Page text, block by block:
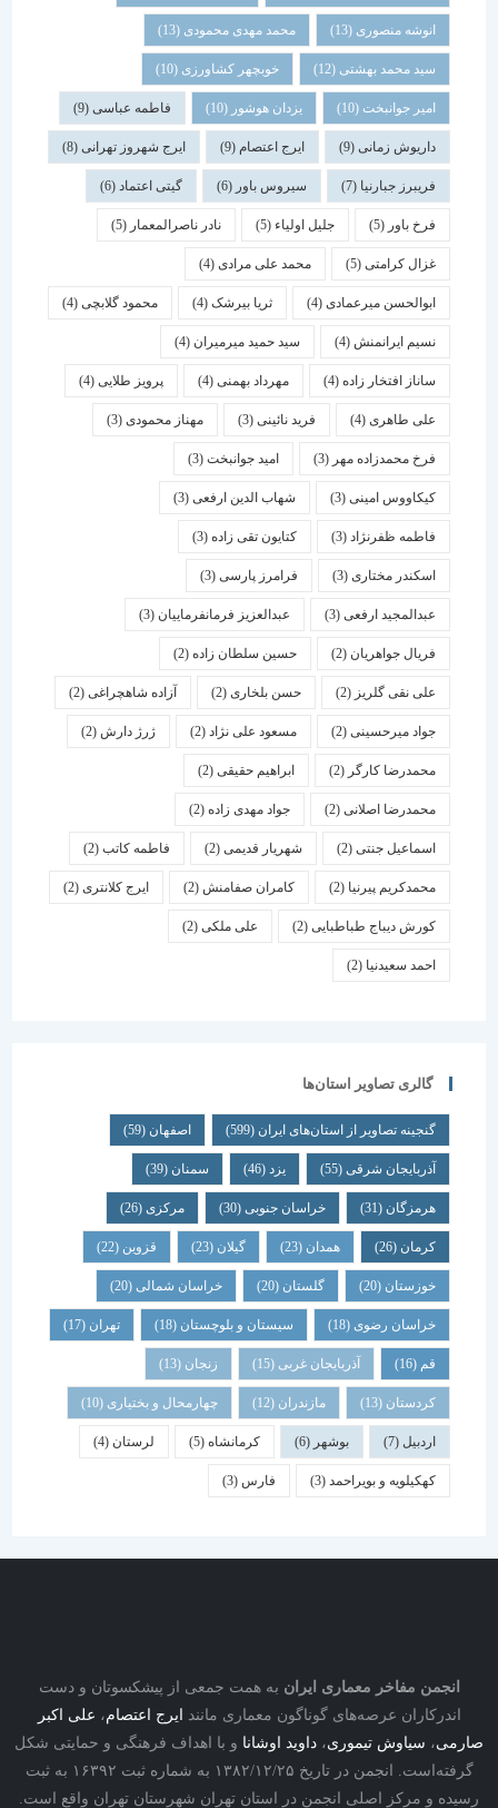
انوشه منصوری(13) محمد مهدی محمودی(13)
سید محمد بهشتی(12) خوبچهر کشاورزی(10)
امیر جوانبخت(10) یزدان هوشور(10) فاطمه عباسی(9)
داریوش زمانی(9) ایرج اعتصام(9) ایرج شهروز تهرانی(8)
فریبرز جبارنیا(7) سیروس باور(6) گیتی اعتماد(6)
فرخ باور(5) جلیل اولیاء(5) نادر ناصرالمعمار (5)
غزال کرامتی(5) محمد علی مرادی(4)
ابوالحسن میرعمادی(4) ثریا بیرشک(4) محمود گلابچی(4)
نسیم ایرانمنش(4) سید حمید میرمیران(4)
ساناز افتخار زاده(4) مهرداد بهمنی (4) پرویز طلایی(4)
علی طاهری(4) فرید نائینی(3) مهناز محمودی(3)
فرخ محمدزاده مهر(3) امید جوانبخت(3)
کیکاووس امینی(3) شهاب الدین ارفعی(3)
فاطمه ظفرنژاد(3) کتایون تقی زاده(3)
اسكندر مختاری (3) فرامرز پارسی(3)
عبدالمجید ارفعی(3) عبدالعزیز فرمانفرماییان(3)
فریال جواهریان(2) حسین سلطان زاده(2)
علی نقی گلریز(2) حسن بلخاری(2) آزاده شاهچراغی(2)
جواد میرحسینی(2) مسعود علی نژاد(2) ژرژ دارش (2)
محمدرضا کارگر(2) ابراهیم حقیقی(2)
محمدرضا اصلانی(2) جواد مهدی زاده(2)
اسماعیل جنتی(2) شهریار قدیمی(2) فاطمه کاتب(2)
محمدکریم پیرنیا (2) کامران صفامنش(2) ایرج کلانتری (2)
کورش دیباج طباطبایی(2) علی ملکی(2)
احمد سعیدنیا (2)
گالری تصاویر استان‌ها
گنجینه تصاویر از استان‌های ایران(599) اصفهان (59)
آذربایجان شرقی(55) یزد سمنان (39)
هرمزگان(31) خراسان جنوبی(30) مرکزی (26)
همدان گیلان قزوین
خوزستان(20) گلستان (20) خراسان شمالی(20)
خراسان رضوی(18) سیستان و بلوچستان(18) تهران
آذربایجان غربی(15) زنجان
کردستان(13) مازندران(12) چهارمحال و بختیاری (10)
بوشهر کرمانشاه(5) لرستان (4)
کهکیلویه و بویراحمد(3) فارس
مفاخر معماری ایرانبه همت جمعی از پیشکسوتان و دست
عرصه‌های گوناگون معماری مانندایرج اعتصام،علی اکبر
،سیاوش تیموری،داوید اوشانا و با اهداف فرهنگی و حمایتی شکل
گرفته‌است. انجمن در تاریخ ۱۳۸۲/۱۲/۲۵ به شماره ثبت ۱۶۳۹۲ به ثبت
و مرکز اصلی انجمن در استان تهران شهرستان تهران واقع است.